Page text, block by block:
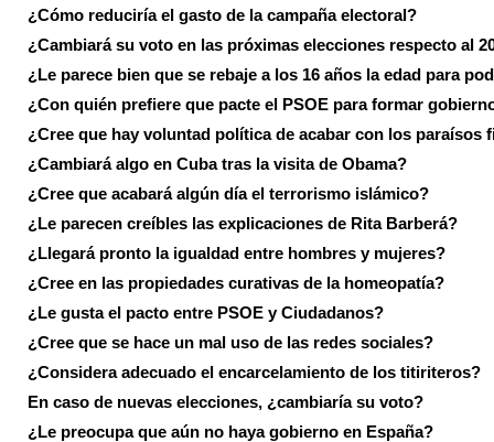
¿Cómo reduciría el gasto de la campaña electoral?
¿Cambiará su voto en las próximas elecciones respecto al
¿Le parece bien que se rebaje a los 16 años la edad para
¿Con quién prefiere que pacte el PSOE para formar
¿Cree que hay voluntad política de acabar con los paraísos
¿Cambiará algo en Cuba tras la visita de Obama?
¿Cree que acabará algún día el terrorismo islámico?
¿Le parecen creíbles las explicaciones de Rita Barberá?
¿Llegará pronto la igualdad entre hombres y mujeres?
¿Cree en las propiedades curativas de la homeopatía?
¿Le gusta el pacto entre PSOE y Ciudadanos?
¿Cree que se hace un mal uso de las redes sociales?
¿Considera adecuado el encarcelamiento de los titiriteros?
En caso de nuevas elecciones, ¿cambiaría su voto?
¿Le preocupa que aún no haya gobierno en España?